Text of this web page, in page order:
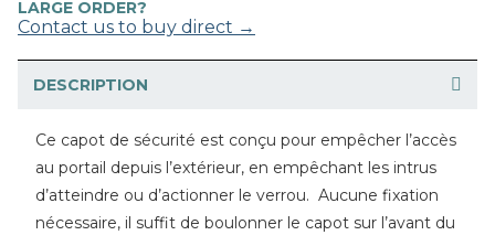
LARGE ORDER?
Contact us to buy direct →
DESCRIPTION
Ce capot de sécurité est conçu pour empêcher l’accès
au portail depuis l’extérieur, en empêchant les intrus
d’atteindre ou d’actionner le verrou. Aucune fixation
nécessaire, il suffit de boulonner le capot sur l’avant du